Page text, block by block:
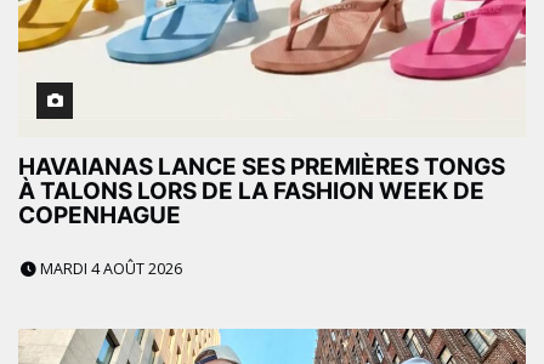
HAVAIANAS LANCE SES PREMIÈRES TONGS
À TALONS LORS DE LA FASHION WEEK DE
COPENHAGUE
MARDI 4 AOÛT 2026